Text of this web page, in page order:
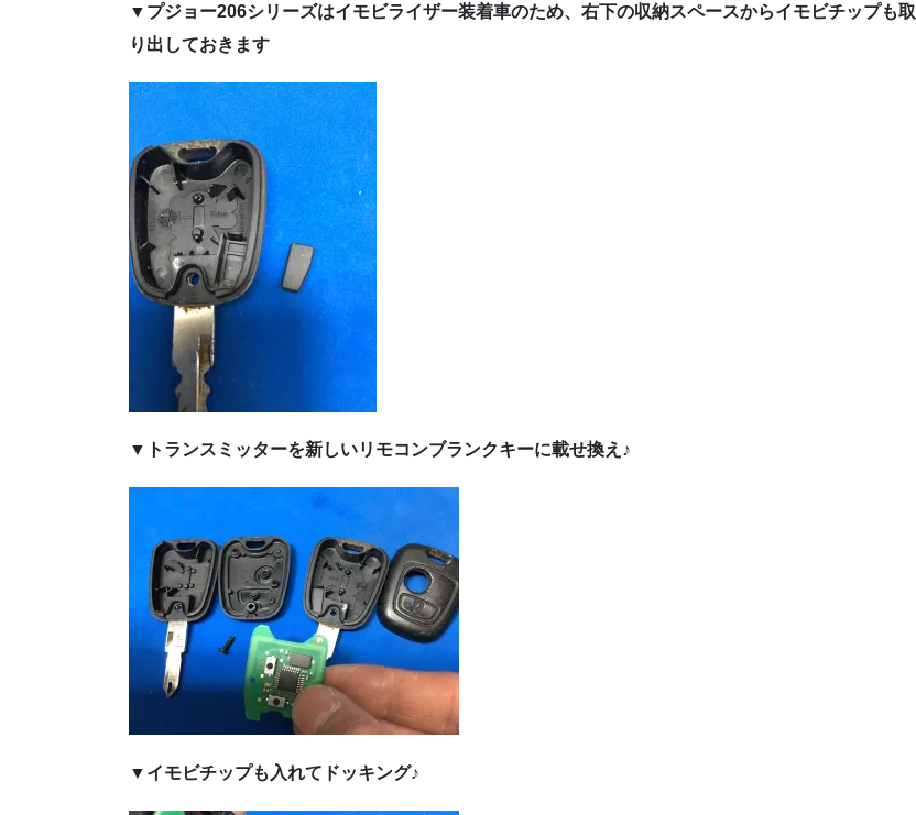
▼プジョー206シリーズはイモビライザー装着車のため、右下の収納スペースからイモビチップも取
り出しておきます
▼トランスミッターを新しいリモコンブランクキーに載せ換え♪
▼イモビチップも入れてドッキング♪